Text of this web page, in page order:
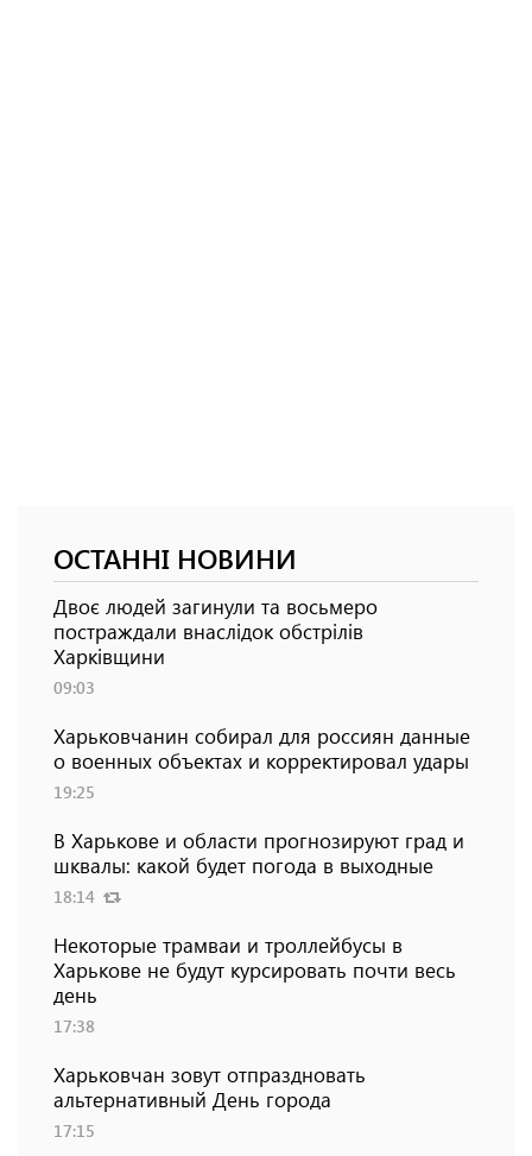
ОСТАННІ НОВИНИ
Двоє людей загинули та восьмеро
постраждали внаслідок обстрілів
Харківщини
09:03
Харьковчанин собирал для россиян данные
о военных объектах и ​​корректировал удары
19:25
В Харькове и области прогнозируют град и
шквалы: какой будет погода в выходные
18:14
Некоторые трамваи и троллейбусы в
Харькове не будут курсировать почти весь
день
17:38
Харьковчан зовут отпраздновать
альтернативный День города
17:15